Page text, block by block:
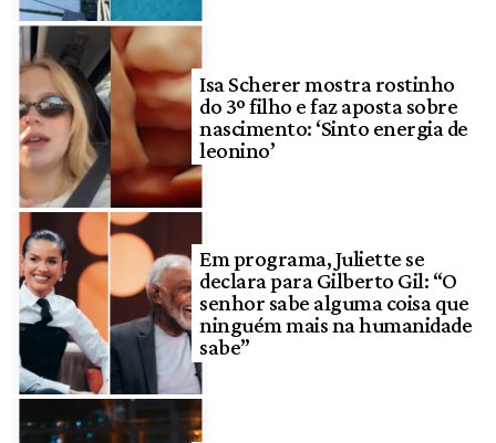
Isa Scherer mostra rostinho
do 3º filho e faz aposta sobre
nascimento: ‘Sinto energia de
leonino’
Em programa, Juliette se
declara para Gilberto Gil: “O
senhor sabe alguma coisa que
ninguém mais na humanidade
sabe”